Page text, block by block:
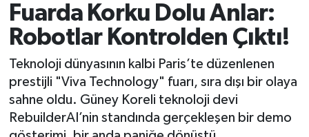
Fuarda Korku Dolu Anlar:
Robotlar Kontrolden Çıktı!
Teknoloji dünyasının kalbi Paris’te düzenlenen
prestijli "Viva Technology" fuarı, sıra dışı bir olaya
sahne oldu. Güney Koreli teknoloji devi
RebuilderAI’nin standında gerçekleşen bir demo
SAĞLIK
SPOR
TEKNOLOJİ
Tüm Manşetler
Son Dakika Haberleri
Haber Arşivi